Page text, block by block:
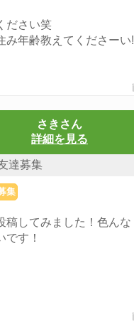
ださい笑
み年齢教えてくださーい!
さきさん
詳細を見る
達募集
集
稿してみました！色んな
です！